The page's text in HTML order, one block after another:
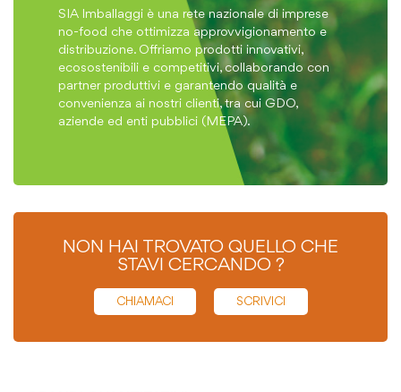
SIA Imballaggi è una rete nazionale di imprese
no-food che ottimizza approvvigionamento e
distribuzione. Offriamo prodotti innovativi,
ecosostenibili e competitivi, collaborando con
partner produttivi e garantendo qualità e
convenienza ai nostri clienti, tra cui GDO,
aziende ed enti pubblici (MEPA).
NON HAI TROVATO QUELLO CHE
STAVI CERCANDO ?
CHIAMACI SCRIVICI